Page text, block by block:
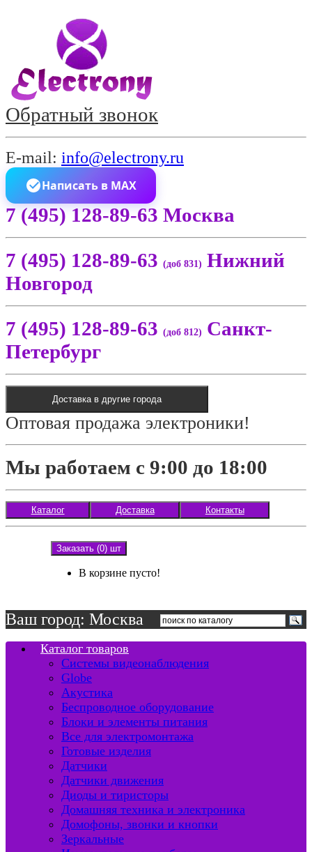
Обратный звонок
E-mail: info@electrony.ru
Написать в MAX
7 (495) 128-89-63 Москва
7 (495) 128-89-63 (доб 831) Нижний
Новгород
7 (495) 128-89-63 (доб 812) Санкт-
Петербург
Доставка в другие города
Оптовая продажа электроники!
Мы работаем с 9:00 до 18:00
Каталог Доставка Контакты
Заказать (0) шт
В корзине пусто!
Ваш город: Москва
Каталог товаров
Системы видеонаблюдения
Globe
Акустика
Беспроводное оборудование
Блоки и элементы питания
Все для электромонтажа
Готовые изделия
Датчики
Датчики движения
Диоды и тиристоры
Домашняя техника и электроника
Домофоны, звонки и кнопки
Зеркальные